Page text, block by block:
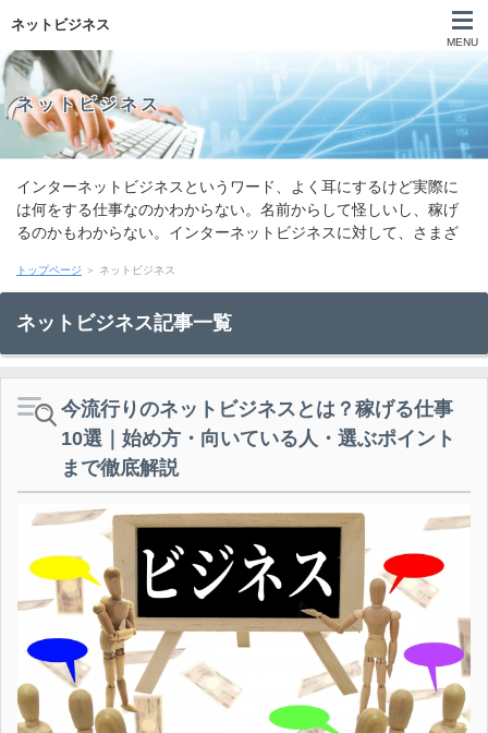
ネットビジネス
MENU
ネットビジネス
インターネットビジネスというワード、よく耳にするけど実際に
は何をする仕事なのかわからない。名前からして怪しいし、稼げ
るのかもわからない。インターネットビジネスに対して、さまざ
稼いでる人をよく見るけど、何をしてるのか気になる人もいるで
トップページ ＞ ネットビジネス
ネットビジネス記事一覧
今流行りのネットビジネスとは？稼げる仕事
10選｜始め方・向いている人・選ぶポイント
まで徹底解説